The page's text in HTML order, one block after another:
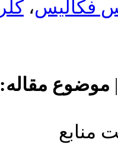
بیماری دهان